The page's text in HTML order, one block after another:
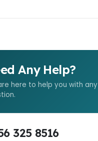
Any Help?
here to help you with any
325 8516